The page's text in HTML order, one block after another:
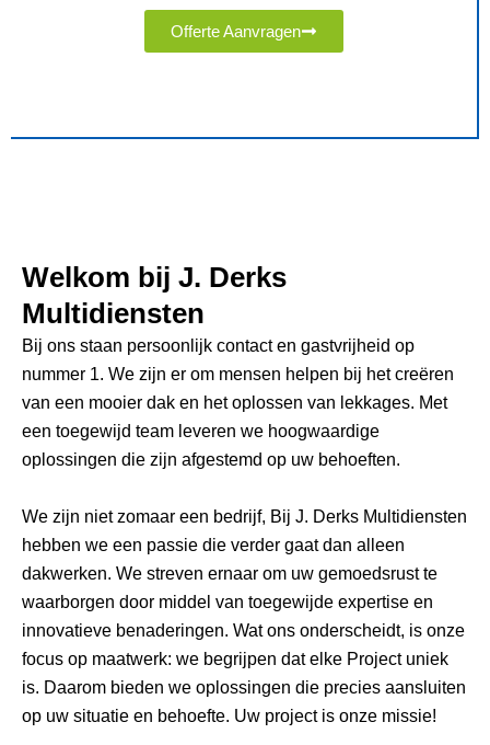
Offerte Aanvragen
Welkom bij J. Derks
Multidiensten
Bij ons staan persoonlijk contact en gastvrijheid op
nummer 1. We zijn er om mensen helpen bij het creëren
van een mooier dak en het oplossen van lekkages. Met
een toegewijd team leveren we hoogwaardige
oplossingen die zijn afgestemd op uw behoeften.
We zijn niet zomaar een bedrijf, Bij J. Derks Multidiensten
hebben we een passie die verder gaat dan alleen
dakwerken. We streven ernaar om uw gemoedsrust te
waarborgen door middel van toegewijde expertise en
innovatieve benaderingen. Wat ons onderscheidt, is onze
focus op maatwerk: we begrijpen dat elke Project uniek
is. Daarom bieden we oplossingen die precies aansluiten
op uw situatie en behoefte. Uw project is onze missie!